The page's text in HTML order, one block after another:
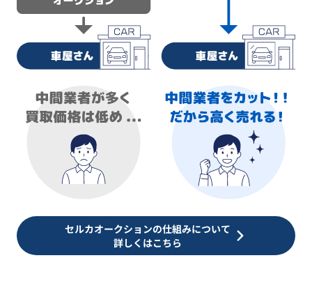
セルカオークションの仕組みについて
詳しくはこちら